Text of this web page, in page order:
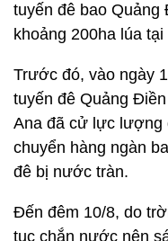
tuyến đê bao
khoảng 200ha lúa
Trước đó, vào ngày
tuyến đê Quảng
Ana đã cử lực lượng
chuyển hàng ngàn
đê bị nước tràn.
Đến đêm 10/8, do
tục chắn nước nên